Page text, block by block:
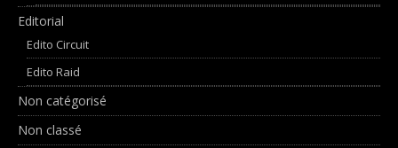
Editorial
Edito Circuit
Edito Raid
Non catégorisé
Non classé